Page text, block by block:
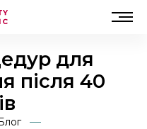
для
після 40